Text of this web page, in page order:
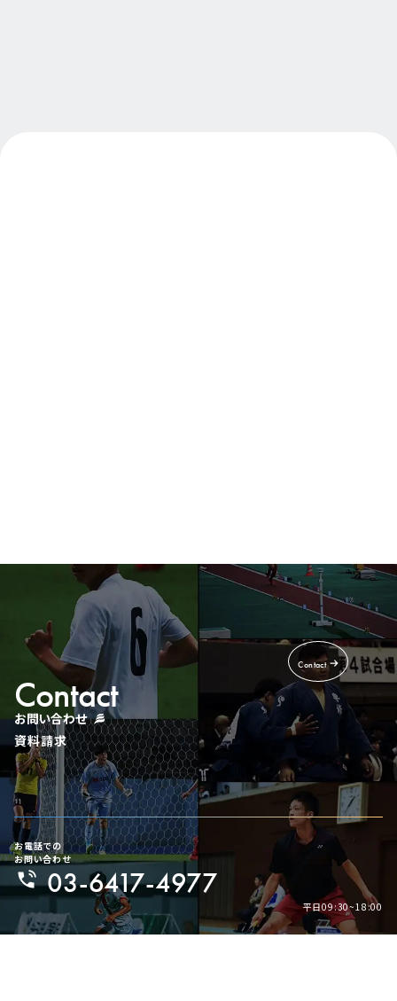
お問い合わせ
Contact
資料請求
お電話での
お問い合わせ
03-6417-4977
平日09:30~18:00
Contact